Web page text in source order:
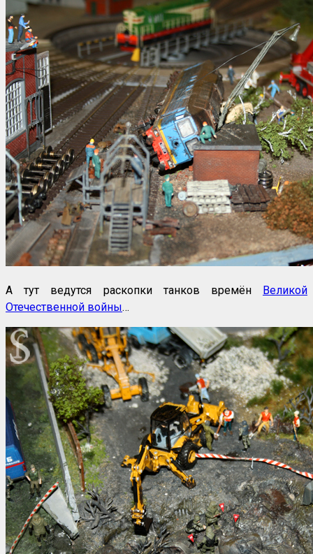
А тут ведутся раскопки танков времён Великой
Отечественной войны…